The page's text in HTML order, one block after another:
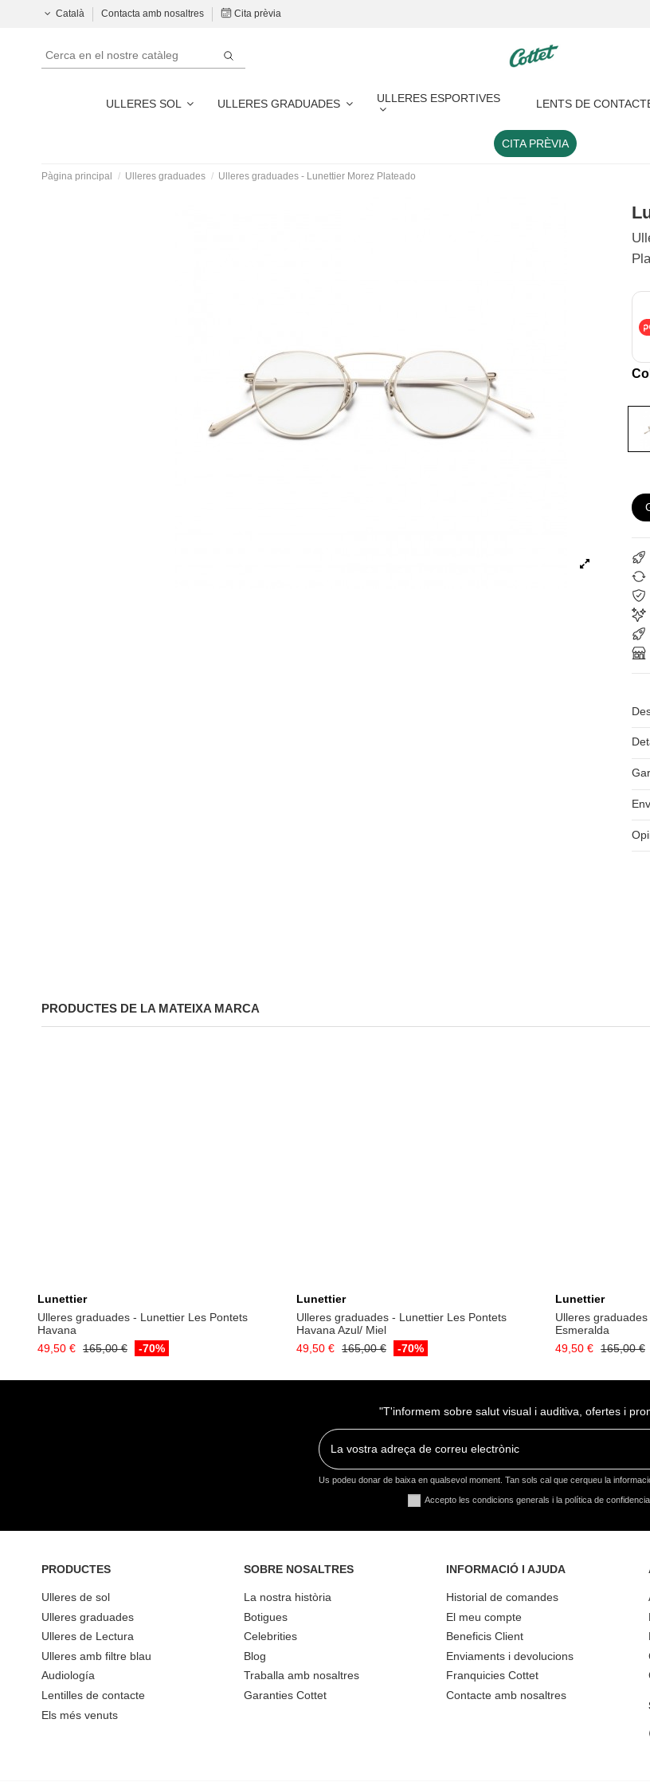
Català Contacta amb nosaltres Cita prèvia
ULLERES SOL ULLERES GRADUADES ULLERES ESPORTIVES LENTS DE
CITA PRÈVIA
Pàgina principal Ulleres graduades Ulleres graduades - Lunettier Morez Plateado
PRODUCTES DE LA MATEIXA MARCA
Lunettier
Ulleres graduades - Lunettier Les Pontets
Havana
49,50 € 165,00 € -70%
Lunettier
Ulleres graduades - Lunettier Les Pontets
Havana Azul/ Miel
49,50 € 165,00 € -70%
Lunettier
Ulleres
Esmeralda
49,50 € 165,00 €
"T'informem sobre salut visual i auditiva, ofertes i
Us podeu donar de baixa en qualsevol moment. Tan sols cal que cerqueu la
Accepto les condicions generals i la política de
PRODUCTES
Ulleres de sol
Ulleres graduades
Ulleres de Lectura
Ulleres amb filtre blau
Audiología
Lentilles de contacte
Els més venuts
SOBRE NOSALTRES
La nostra història
Botigues
Celebrities
Blog
Traballa amb nosaltres
Garanties Cottet
INFORMACIÓ I AJUDA
Historial de comandes
El meu compte
Beneficis Client
Enviaments i devolucions
Franquicies Cottet
Contacte amb nosaltres